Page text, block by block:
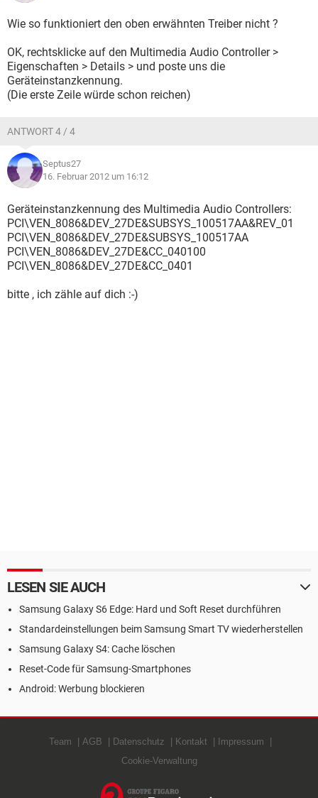
Wie so funktioniert den oben erwähnten Treiber nicht ?
OK, rechtsklicke auf den Multimedia Audio Controller >
Eigenschaften > Details > und poste uns die
Geräteinstanzkennung.
(Die erste Zeile würde schon reichen)
ANTWORT 4 / 4
Septus27
16. Februar 2012 um 16:12
Geräteinstanzkennung des Multimedia Audio Controllers:
PCI\VEN_8086&DEV_27DE&SUBSYS_100517AA&REV_01
PCI\VEN_8086&DEV_27DE&SUBSYS_100517AA
PCI\VEN_8086&DEV_27DE&CC_040100
PCI\VEN_8086&DEV_27DE&CC_0401
bitte , ich zähle auf dich :-)
LESEN SIE AUCH
Samsung Galaxy S6 Edge: Hard und Soft Reset durchführen
Standardeinstellungen beim Samsung Smart TV wiederherstellen
Samsung Galaxy S4: Cache löschen
Reset-Code für Samsung-Smartphones
Android: Werbung blockieren
Team AGB Datenschutz Kontakt
Impressum
Cookie-Verwaltung